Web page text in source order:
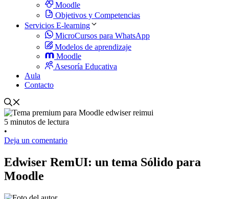
Moodle
Objetivos y Competencias
Servicios E-learning
MicroCursos para WhatsApp
Modelos de aprendizaje
Moodle
Asesoría Educativa
Aula
Contacto
5 minutos de lectura
•
Deja un comentario
Edwiser RemUI: un tema Sólido para
Moodle